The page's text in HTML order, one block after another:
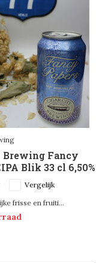
Brewing Fancy
Blik 33 cl 6,50%
Vergelijk
frisse en fruiti...